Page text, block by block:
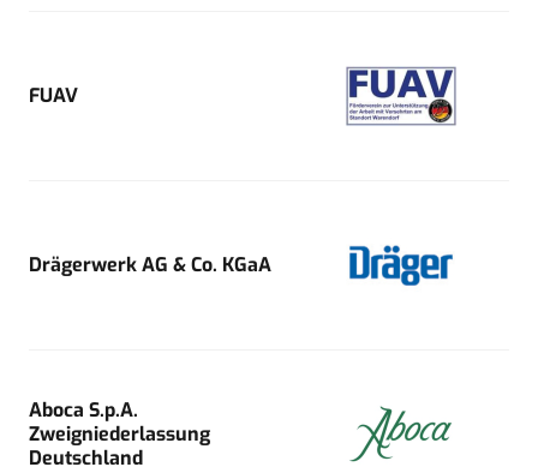
FUAV
Drägerwerk AG & Co. KGaA
Aboca S.p.A.
Zweigniederlassung
Deutschland